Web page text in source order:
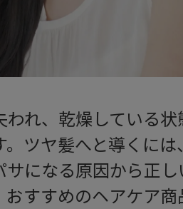
れ、乾燥している
ツヤ髪へと導くに
になる原因から正
すすめのヘアケア